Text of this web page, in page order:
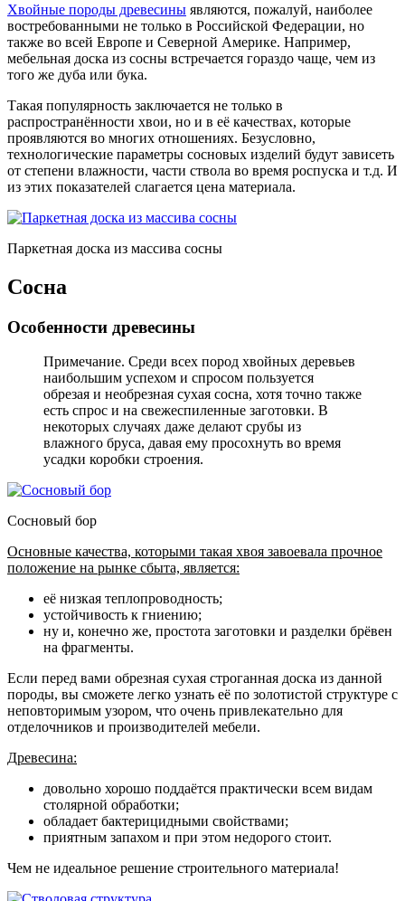
Хвойные породы древесины являются, пожалуй, наиболее
востребованными не только в Российской Федерации, но
также во всей Европе и Северной Америке. Например,
мебельная доска из сосны встречается гораздо чаще, чем из
того же дуба или бука.
Такая популярность заключается не только в
распространённости хвои, но и в её качествах, которые
проявляются во многих отношениях. Безусловно,
технологические параметры сосновых изделий будут зависеть
от степени влажности, части ствола во время роспуска и т.д. И
из этих показателей слагается цена материала.
Паркетная доска из массива сосны
Сосна
Особенности древесины
Примечание. Среди всех пород хвойных деревьев
наибольшим успехом и спросом пользуется
обрезая и необрезная сухая сосна, хотя точно также
есть спрос и на свежеспиленные заготовки. В
некоторых случаях даже делают срубы из
влажного бруса, давая ему просохнуть во время
усадки коробки строения.
Сосновый бор
Основные качества, которыми такая хвоя завоевала прочное
положение на рынке сбыта, является:
её низкая теплопроводность;
устойчивость к гниению;
ну и, конечно же, простота заготовки и разделки брёвен
на фрагменты.
Если перед вами обрезная сухая строганная доска из данной
породы, вы сможете легко узнать её по золотистой структуре с
неповторимым узором, что очень привлекательно для
отделочников и производителей мебели.
Древесина:
довольно хорошо поддаётся практически всем видам
столярной обработки;
обладает бактерицидными свойствами;
приятным запахом и при этом недорого стоит.
Чем не идеальное решение строительного материала!